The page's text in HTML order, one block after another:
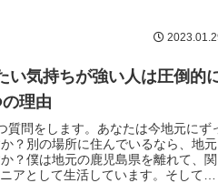
。ただただ時間泥棒です。というわけ
い気持ちが強い人は圧倒的
理由
質問をします。あなたは今地元にず
？別の場所に住んでいるなら、地元
？僕は地元の鹿児島県を離れて、関
アとして生活しています。そして、